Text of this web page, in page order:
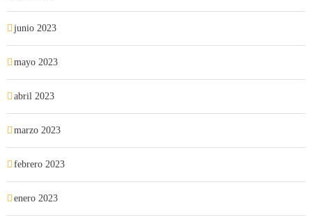
junio 2023
mayo 2023
abril 2023
marzo 2023
febrero 2023
enero 2023